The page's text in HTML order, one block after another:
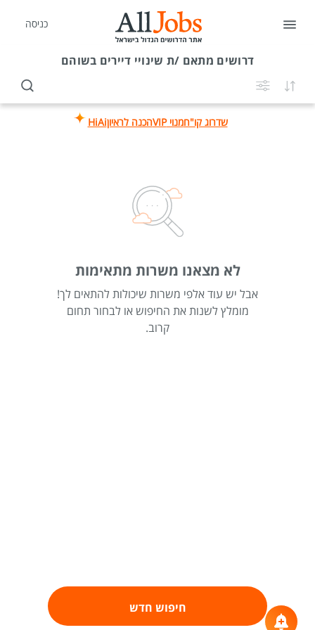
כניסה
דרושים מתאם /ת שינויי דיירים בשוהם
שדרוג קו"חמנוי VIP הכנה לראיוןHiAi
לא מצאנו משרות מתאימות
אבל יש עוד אלפי משרות שיכולות להתאים לך!
מומלץ לשנות את החיפוש או לבחור תחום
קרוב.
חיפוש חדש